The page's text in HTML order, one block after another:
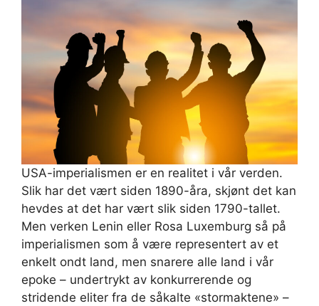
USA-imperialismen er en realitet i vår verden.
Slik har det vært siden 1890-åra, skjønt det kan
hevdes at det har vært slik siden 1790-tallet.
Men verken Lenin eller Rosa Luxemburg så på
imperialismen som å være representert av et
enkelt ondt land, men snarere alle land i vår
epoke – undertrykt av konkurrerende og
stridende eliter fra de såkalte «stormaktene» –